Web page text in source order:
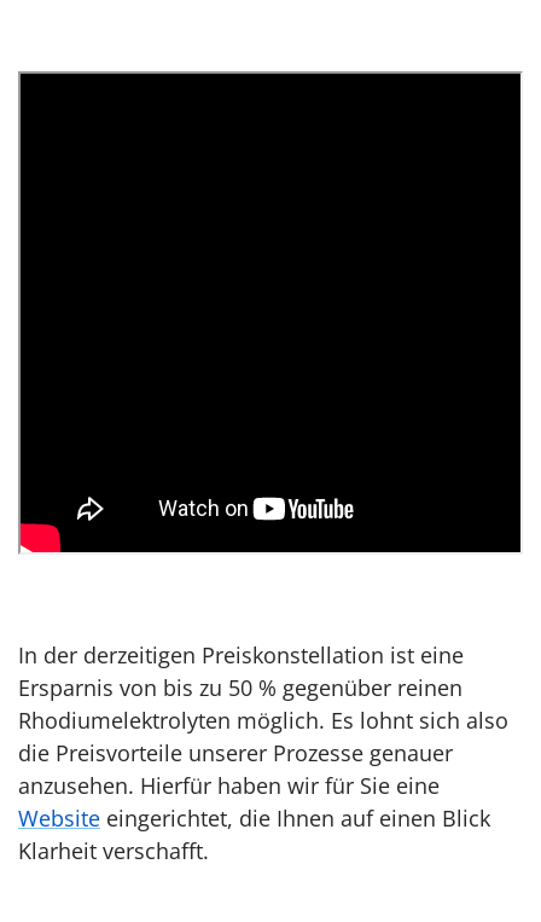
In der derzeitigen Preiskonstellation ist eine
Ersparnis von bis zu 50 % gegenüber reinen
Rhodiumelektrolyten möglich. Es lohnt sich also
die Preisvorteile unserer Prozesse genauer
anzusehen. Hierfür haben wir für Sie eine
Website eingerichtet, die Ihnen auf einen Blick
Klarheit verschafft.